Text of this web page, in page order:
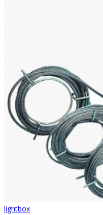
lightbox